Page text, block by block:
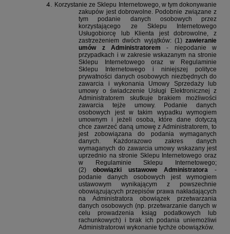
Korzystanie ze Sklepu Internetowego, w tym dokonywanie
zakupów jest dobrowolne. Podobnie związane z
tym podanie danych osobowych przez
korzystającego ze Sklepu Internetowego
Usługobiorcę lub Klienta jest dobrowolne, z
zastrzeżeniem dwóch wyjątków: (1) zawieranie
umów z Administratorem
- niepodanie w
przypadkach i w zakresie wskazanym na stronie
Sklepu Internetowego oraz w Regulaminie
Sklepu Internetowego i niniejszej polityce
prywatności danych osobowych niezbędnych do
zawarcia i wykonania Umowy Sprzedaży lub
umowy o świadczenie Usługi Elektronicznej z
Administratorem skutkuje brakiem możliwości
zawarcia tejże umowy. Podanie danych
osobowych jest w takim wypadku wymogiem
umownym i jeżeli osoba, które dane dotyczą
chce zawrzeć daną umowę z Administratorem, to
jest zobowiązana do podania wymaganych
danych. Każdorazowo zakres danych
wymaganych do zawarcia umowy wskazany jest
uprzednio na stronie Sklepu Internetowego oraz
w Regulaminie Sklepu Internetowego;
(2)
obowiązki ustawowe Administratora
-
podanie danych osobowych jest wymogiem
ustawowym wynikającym z powszechnie
obowiązujących przepisów prawa nakładających
na Administratora obowiązek przetwarzania
danych osobowych (np. przetwarzanie danych w
celu prowadzenia ksiąg podatkowych lub
rachunkowych) i brak ich podania uniemożliwi
Administratorowi wykonanie tychże obowiązków.